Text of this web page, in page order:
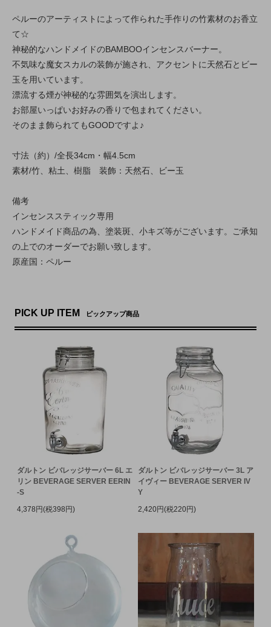
ペルーのアーティストによって作られた手作りの竹素材のお香立
て☆
神秘的なハンドメイドのBAMBOOインセンスバーナー。
不気味な魔女スカルの装飾が施され、アクセントに天然石とビー
玉を用いています。
漂流する煙が神秘的な雰囲気を演出します。
お部屋いっぱいお好みの香りで包まれてください。
そのまま飾られてもGOODですよ♪
寸法（約）/全長34cm・幅4.5cm
素材/竹、粘土、樹脂 装飾：天然石、ビー玉
備考
インセンススティック専用
ハンドメイド商品の為、塗装斑、小キズ等がございます。ご承知
の上でのオーダーでお願い致します。
原産国：ペルー
PICK UP ITEM ピックアップ商品
ダルトン ビバレッジサーバー 6L エ
リン BEVERAGE SERVER EERIN
-S
4,378円(税398円)
ダルトン ビバレッジサーバー 3L ア
イヴィー BEVERAGE SERVER IV
Y
2,420円(税220円)